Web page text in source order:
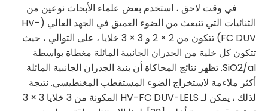
في وقت لاحق ، استخدم بعض علماء الأبحاث نوعين من
الثنائيات التي تنبعث من الضوء العميق في الجهد العالي (HV-
FC DUV) تتكون من 2 × 2 و 3 × 3 خلايا ، على التوالي ، حيث
تتكون كل خلية من الجدران الجانبية المائلة مغطاة بواسطة
SiO2/al. تظهر نتائج المحاكاة أن بنية الجدران الجانبية المائلة
أكثر ملاءمة لاستخراج الضوء المستقطب المغنطيسي. نتيجة
لذلك ، يمكن لـ HV-FC DUV-LELS المكونة من 3 خلايا 3 × 3